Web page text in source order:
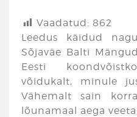
Vaadatud: 862
Leedus käidud
Sõjaväe Balti
Eesti
võidukalt, minule
Vähemalt sain
lõunamaal aega